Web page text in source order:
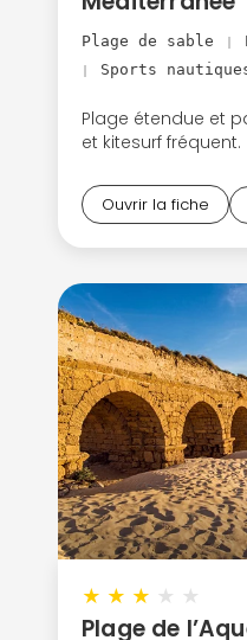
Plage de sable
Sports
Plage étendue et
et kitesurf fréquent.
Ouvrir la fiche
★ ★ ★ ★ ★
Plage de